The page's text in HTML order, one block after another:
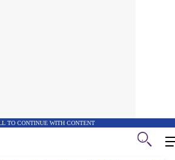
TO CONTINUE WITH CONTENT